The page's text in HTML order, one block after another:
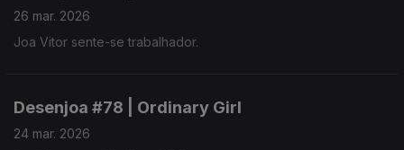
26 mar. 2026
Joa Vitor sente-se trabalhador.
Desenjoa #78 | Ordinary Girl
24 mar. 2026